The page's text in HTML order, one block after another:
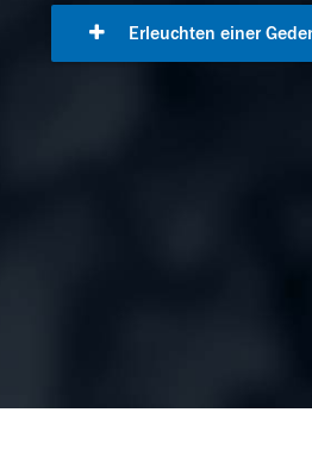
Erleuchten einer